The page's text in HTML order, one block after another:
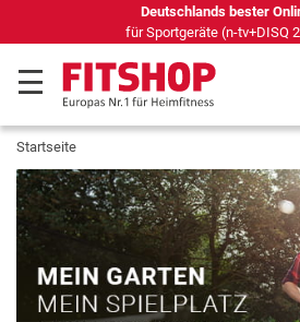
69 Fachmärkte vor Ort mit 75
Startseite